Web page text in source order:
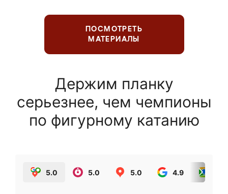
ПОСМОТРЕТЬ
МАТЕРИАЛЫ
Держим планку
серьезнее, чем чемпионы
по фигурному катанию
5.0 5.0 5.0 4.9